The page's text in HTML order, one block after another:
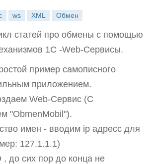
ws XML Обмен
статей про обмены с помощью
1С -Web-Сервисы.
пример самописного
приложением.
Web-Сервис (С
"ObmenMobil").
имен - вводим ip адресс для
127.1.1.1)
, до сих пор до конца не